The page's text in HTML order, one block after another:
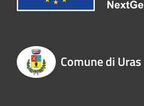
Comune di Uras